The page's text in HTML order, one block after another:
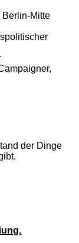
Berlin-Mitte
der Dinge